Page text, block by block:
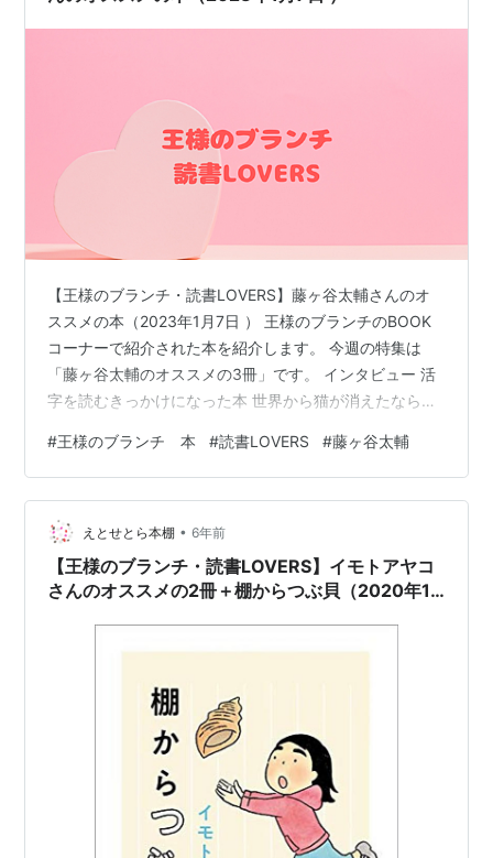
【王様のブランチ・読書LOVERS】藤ヶ谷太輔さんのオ
ススメの本（2023年1月7日 ） 王様のブランチのBOOK
コーナーで紹介された本を紹介します。 今週の特集は
「藤ヶ谷太輔のオススメの3冊」です。 インタビュー 活
字を読むきっかけになった本 世界から猫が消えたなら：
ってなに？って考えさせられた1冊 正欲：朝井リョウ 感
想 インタビュー ―――1か月に何冊本を読む？ 藤ヶ谷さ
ん： 多い時は月に3～4冊。楽屋とか空き時間とか、嬉し
いですね。本読めるっていう。書店に行って買います。1
ついいですか？本を検索する機械、あれ、めっちゃ分か
りづらくな…
#王様のブランチ 本 #読書LOVERS #藤ヶ谷太輔
えとせとら本棚 • 6年前
【王様のブランチ・読書LOVERS】イモトアヤコ
さんのオススメの2冊＋棚からつぶ貝（2020年11